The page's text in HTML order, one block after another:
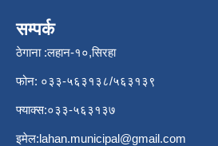
सम्पर्क
ठेगाना :लहान-१०,सिरहा
फोन: ०३३-५६३१३८/५६३१३९
फ्याक्स:०३३-५६३१३७
इमेल:lahan.municipal@gmail.com